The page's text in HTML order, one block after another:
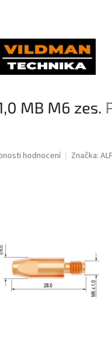
MB M6 zes.
hodnocení Značka: